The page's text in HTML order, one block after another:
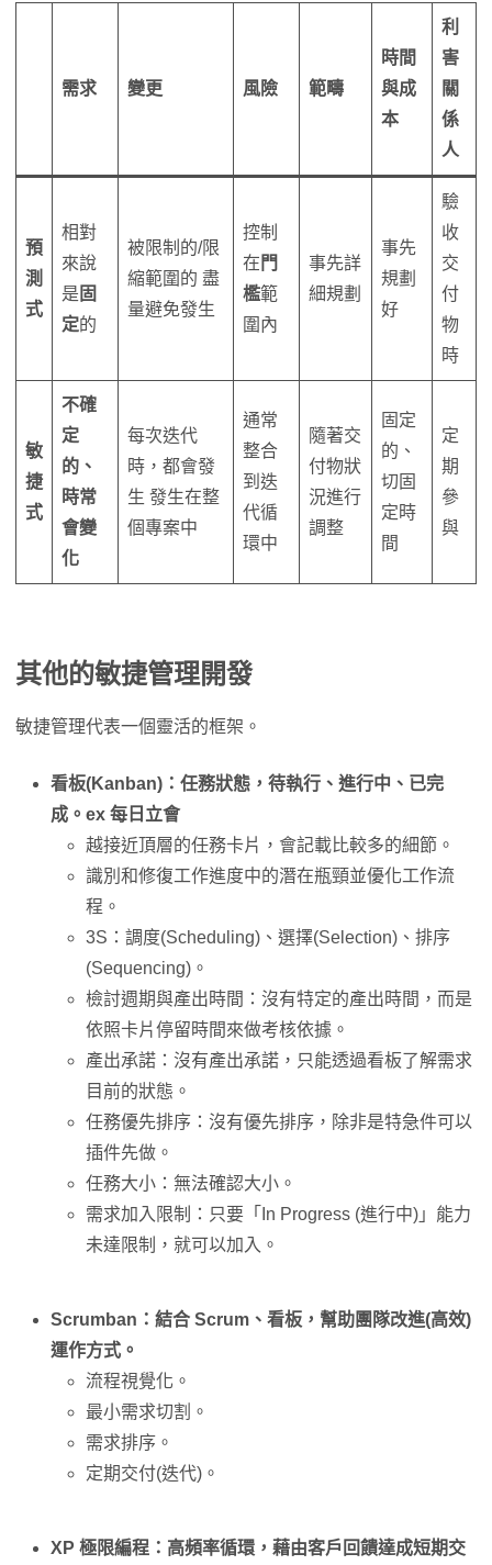
需求 變更 風險 範疇
時間
與成
本
利
害
關
係
人
預
測
式
相對
來說
是 固
定的
被限制的/限
縮範圍的 盡
量避免發生
控制
在 門
檻範
圍內
事先詳
細規劃
事先
規劃
好
驗
收
交
付
物
時
敏
捷
式
不確
定
的、
時常
會變
化
每次迭代
時，都會發
生 發生在整
個專案中
通常
整合
到迭
代循
環中
隨著交
付物狀
況進行
調整
固定
的、
切固
定時
間
定
期
參
與
其他的敏捷管理開發
敏捷管理代表一個靈活的框架。
看板(Kanban)：任務狀態，待執行、進行中、已完
成。ex 每日立會
越接近頂層的任務卡片，會記載比較多的細節。
識別和修復工作進度中的潛在瓶頸並優化工作流
程。
3S：調度(Scheduling)、選擇(Selection)、排序
(Sequencing)。
檢討週期與產出時間：沒有特定的產出時間，而是
依照卡片停留時間來做考核依據。
產出承諾：沒有產出承諾，只能透過看板了解需求
目前的狀態。
任務優先排序：沒有優先排序，除非是特急件可以
插件先做。
任務大小：無法確認大小。
需求加入限制：只要「In Progress (進行中)」能力
未達限制，就可以加入。
Scrumban：結合 Scrum、看板，幫助團隊改進(高效)
運作方式。
流程視覺化。
最小需求切割。
需求排序。
定期交付(迭代)。
XP 極限編程：高頻率循環，藉由客戶回饋達成短期交